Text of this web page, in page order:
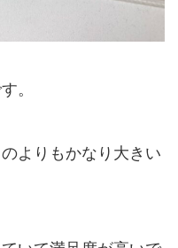
。
よりもかなり大きい